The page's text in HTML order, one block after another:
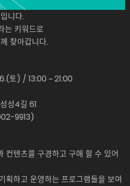
니다.
는 키워드로
찾아갑니다.
토) / 13:00 ~ 21:00
성4길 61
9913)
컨텐츠를 구경하고 구매 할 수 있어
획하고 운영하는 프로그램들을 보여